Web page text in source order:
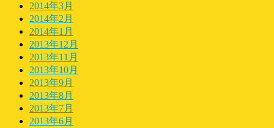
2014年3月
2014年2月
2014年1月
2013年12月
2013年11月
2013年10月
2013年9月
2013年8月
2013年7月
2013年6月